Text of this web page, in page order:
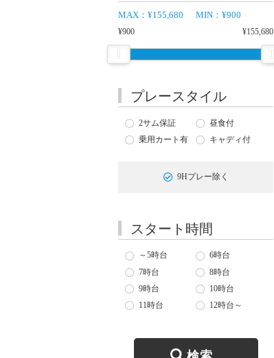
MAX： ¥155,680 MIN：¥900
¥900 ¥155,680
プレースタイル
2サム保証
昼食付
乗用カート有
キャディ付
9Hプレー除く
スタート時間
～5時台
6時台
7時台
8時台
9時台
10時台
11時台
12時台～